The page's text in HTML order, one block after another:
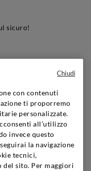
sicuro!
esclusivi.
con contenuti
ti proporremo
personalizzate.
all’utilizzo
invece questo
la navigazione
tecnici,
sito. Per maggiori
Chiudi